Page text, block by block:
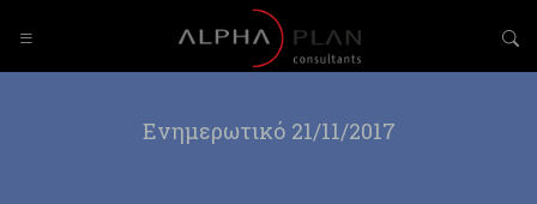
Ενημερωτικό 21/11/2017